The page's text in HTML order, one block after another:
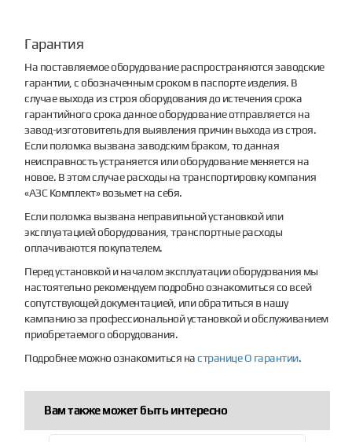
Гарантия
На поставляемое оборудование распространяются заводские
гарантии, с обозначенным сроком в паспорте изделия. В
случае выхода из строя оборудования до истечения срока
гарантийного срока данное оборудование отправляется на
завод-изготовитель для выявления причин выхода из строя.
Если поломка вызвана заводским браком, то данная
неисправность устраняется или оборудование меняется на
новое. В этом случае расходы на транспортировку компания
«АЗС Комплект» возьмет на себя.
Если поломка вызвана неправильной установкой или
эксплуатацией оборудования, транспортные расходы
оплачиваются покупателем.
Перед установкой и началом эксплуатации оборудования мы
настоятельно рекомендуем подробно ознакомиться со всей
сопутствующей документацией, или обратиться в нашу
кампанию за профессиональной установкой и обслуживанием
приобретаемого оборудования.
Подробнее можно ознакомиться настранице О гарантии.
Вам также может быть интересно